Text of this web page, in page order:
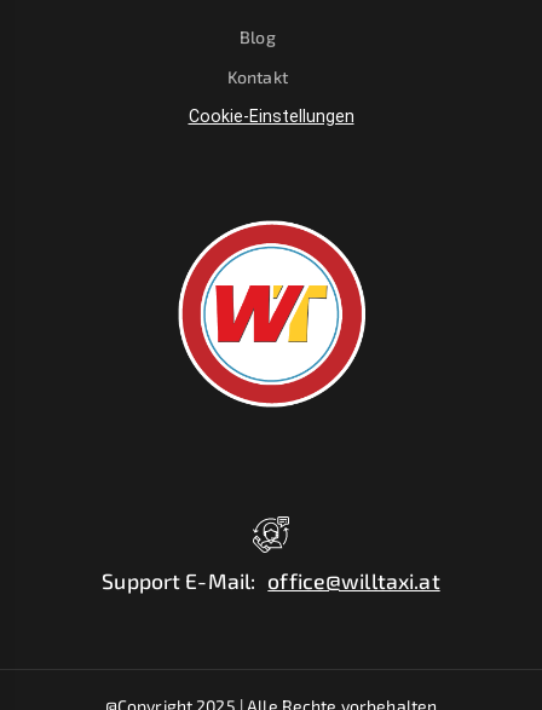
Blog
Kontakt
Cookie-Einstellungen
Support E-Mail: office@willtaxi.at